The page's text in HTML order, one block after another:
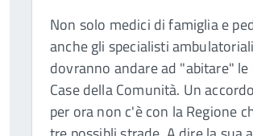
Non solo medici di famiglia e
anche gli specialisti ambulatoriali
dovranno andare ad "abitare"
Case della Comunità. Un
per ora non c'è con la Regione